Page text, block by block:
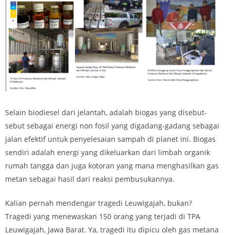
Selain biodiesel dari jelantah, adalah biogas yang disebut-
sebut sebagai energi non fosil yang digadang-gadang sebagai
jalan efektif untuk penyelesaian sampah di planet ini. Biogas
sendiri adalah energi yang dikeluarkan dari limbah organik
rumah tangga dan juga kotoran yang mana menghasilkan gas
metan sebagai hasil dari reaksi pembusukannya.
Kalian pernah mendengar tragedi Leuwigajah, bukan?
Tragedi yang menewaskan 150 orang yang terjadi di TPA
Leuwigajah, Jawa Barat. Ya, tragedi itu dipicu oleh gas metana